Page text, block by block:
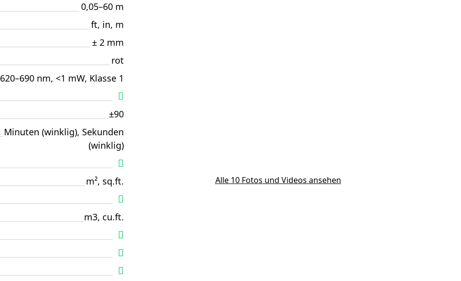
Alle 10 Fotos und Videos ansehen
0,05–60 m
ft, in, m
± 2 mm
rot
620–690 nm, <1 mW, Klasse 1
±90
Minuten (winklig), Sekunden
(winklig)
m², sq.ft.
m3, cu.ft.